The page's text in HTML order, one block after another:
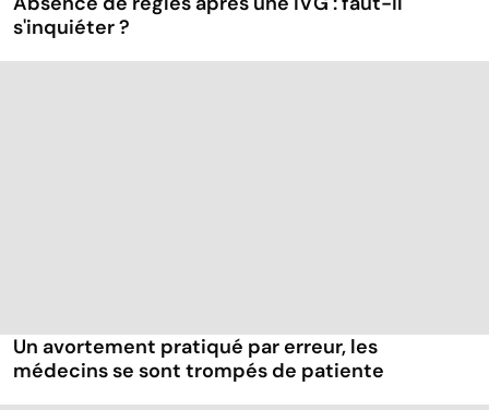
s'inquiéter ?
Un avortement pratiqué par erreur, les
médecins se sont trompés de patiente